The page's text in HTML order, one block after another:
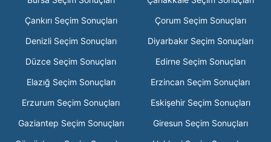
Çankırı Seçim Sonuçları
Çorum Seçim Sonuçları
Denizli Seçim Sonuçları
Diyarbakır Seçim Sonuçları
Düzce Seçim Sonuçları
Edirne Seçim Sonuçları
Elazığ Seçim Sonuçları
Erzincan Seçim Sonuçları
Erzurum Seçim Sonuçları
Eskişehir Seçim Sonuçları
Gaziantep Seçim Sonuçları
Giresun Seçim Sonuçları